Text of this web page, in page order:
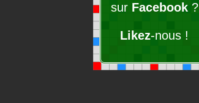
sur Facebook?
Likez-nous !